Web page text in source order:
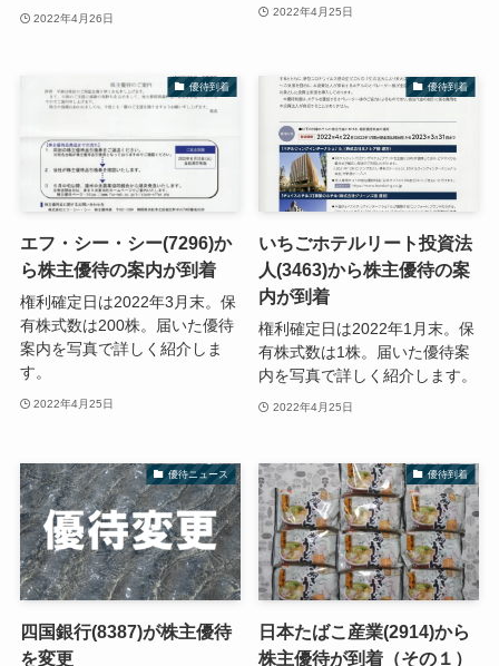
2022年4月26日
2022年4月25日
優待到着
エフ・シー・シー(7296)か
ら株主優待の案内が到着
権利確定日は2022年3月末。保
有株式数は200株。届いた優待
案内を写真で詳しく紹介しま
す。
2022年4月25日
優待到着
いちごホテルリート投資法
人(3463)から株主優待の案
内が到着
権利確定日は2022年1月末。保
有株式数は1株。届いた優待案
内を写真で詳しく紹介します。
2022年4月25日
優待ニュース
四国銀行(8387)が株主優待
を変更
優待到着
日本たばこ産業(2914)から
株主優待が到着（その１）